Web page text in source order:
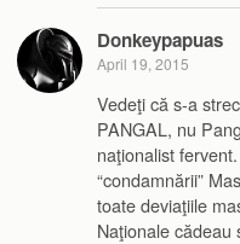
Donkeypapuas
April 19, 2015
Vedeţi că s-a
PANGAL, nu
naţionalist
“condamnării”
toate deviaţiile
Naţionale cădeau